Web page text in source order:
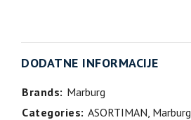
DODATNE INFORMACIJE
Brands: Marburg
Categories: ASORTIMAN, Marburg